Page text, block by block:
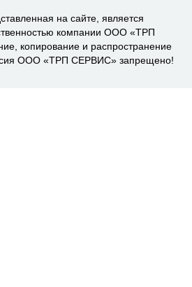
на сайте, является
компании ООО «ТРП
копирование и распространение
ООО «ТРП СЕРВИС» запрещено!